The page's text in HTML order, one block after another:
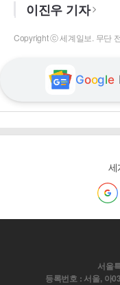
이진우 기자
Copyright ⓒ 세계일보. 무단
Google
세
서울
등록번호 : 서울, 아